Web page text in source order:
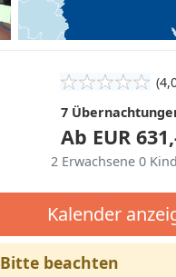
7
Ab EUR
2 Erwachsene 0
Kalender
Bitte beachten